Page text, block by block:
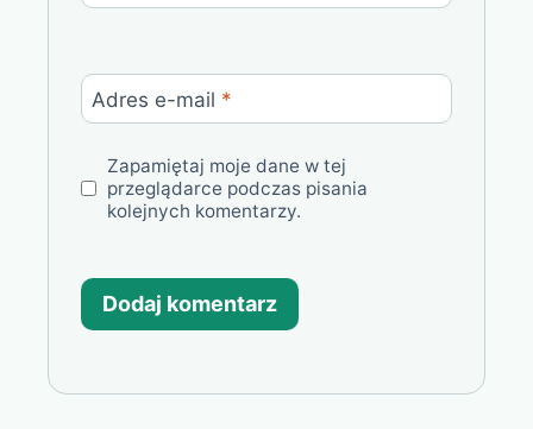
Adres e-mail *
Zapamiętaj moje dane w tej
przeglądarce podczas pisania
kolejnych komentarzy.